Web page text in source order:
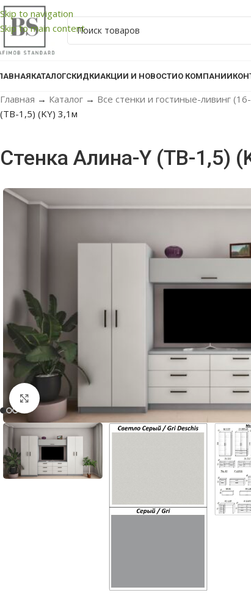
Skip to navigation
Skip to main content
КАТАЛОГСКИДКИАКЦИИ И НОВОСТИО КОМПАНИИ
Главная → Каталог → Все стенки и гостиные-ливинг
(ТВ-1,5) (KY) 3,1м
Стенка Алина-Y (ТВ-1,5)
Нажмите, чтобы увеличить